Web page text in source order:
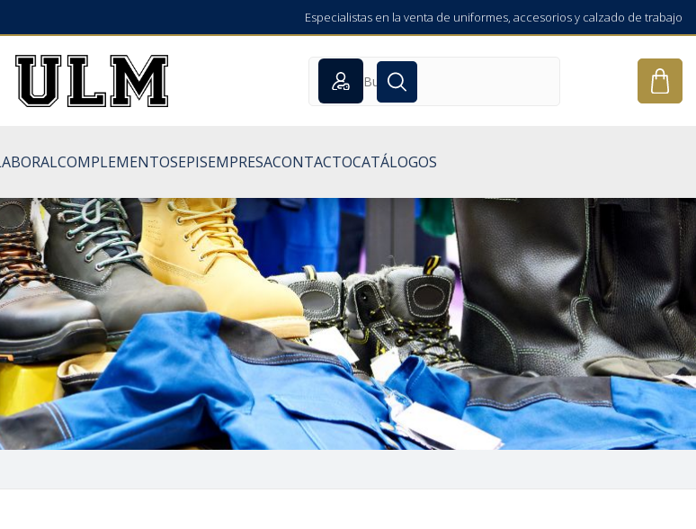
Especialistas en la venta de uniformes, accesorios y calzado de trabajo
COMPLEMENTOSEPISEMPRESACONTACTOCATÁLOGOS